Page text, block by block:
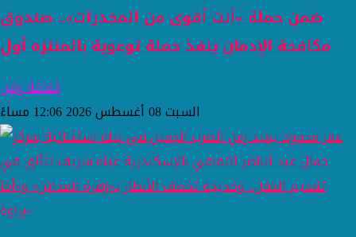
ضمن حملة «أنت أقوى من المخدرات».. صندوق
مكافحة الإدمان ينفذ حملة توعوية بالمنتزه أول
ثقافة وفن
السبت 08 أغسطس 2026 12:06 مساءً